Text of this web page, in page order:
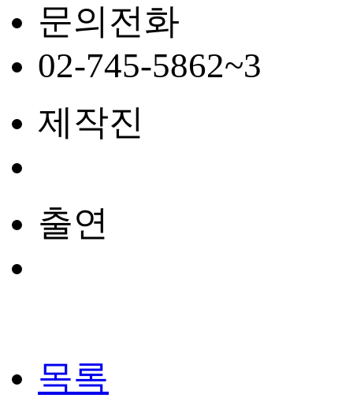
문의전화
02-745-5862~3
제작진
출연
목록